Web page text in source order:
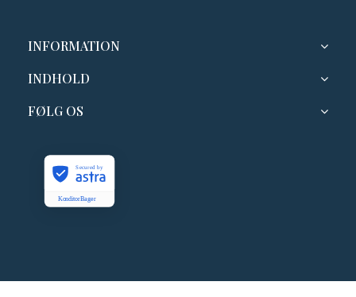
INFORMATION
INDHOLD
FØLG OS
KonditorBager
Secured by